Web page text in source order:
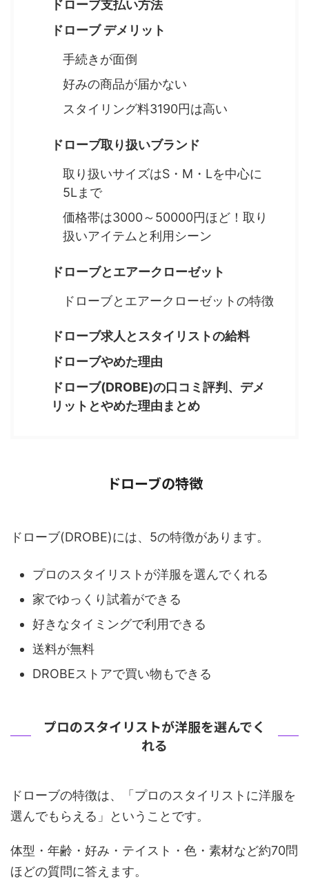
ドローブ支払い方法
ドローブ デメリット
手続きが面倒
好みの商品が届かない
スタイリング料3190円は高い
ドローブ取り扱いブランド
取り扱いサイズはS・M・Lを中心に
5Lまで
価格帯は3000～50000円ほど！取り
扱いアイテムと利用シーン
ドローブとエアークローゼット
ドローブとエアークローゼットの特徴
ドローブ求人とスタイリストの給料
ドローブやめた理由
ドローブ(DROBE)の口コミ評判、デメ
リットとやめた理由まとめ
ドローブの特徴
ドローブ(DROBE)には、5の特徴があります。
プロのスタイリストが洋服を選んでくれる
家でゆっくり試着ができる
好きなタイミングで利用できる
送料が無料
DROBEストアで買い物もできる
プロのスタイリストが洋服を選んでく
れる
ドローブの特徴は、「プロのスタイリストに洋服を
選んでもらえる」ということです。
体型・年齢・好み・テイスト・色・素材など約70問
ほどの質問に答えます。